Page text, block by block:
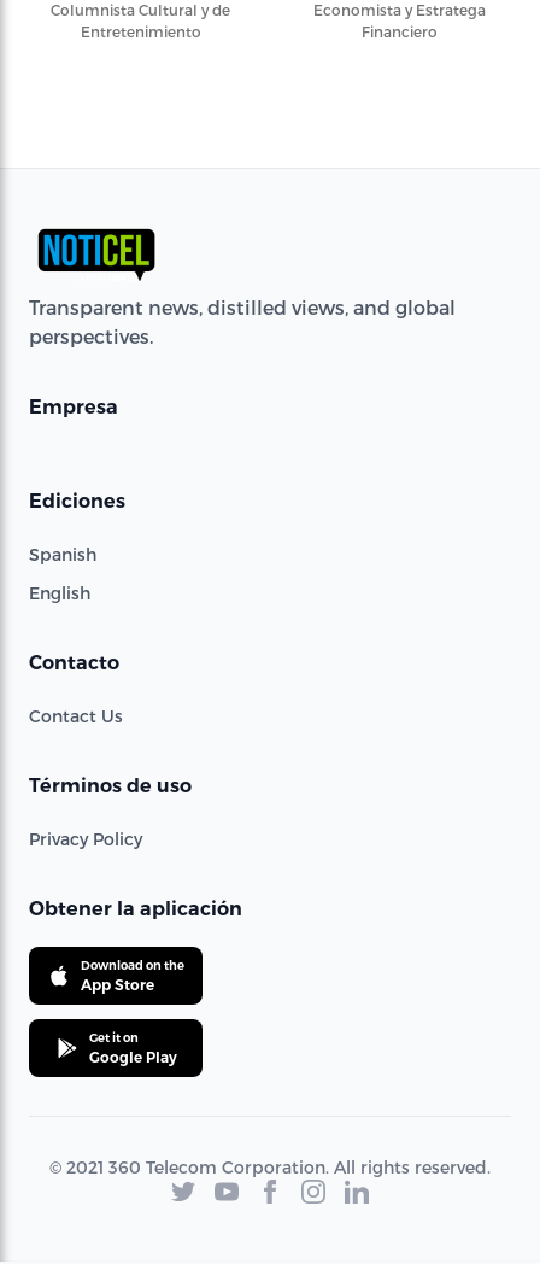
Columnista Cultural y de
Entretenimiento
Economista y Estratega
Financiero
Transparent news, distilled views, and global
perspectives.
Empresa
Ediciones
Spanish
English
Contacto
Contact Us
Términos de uso
Privacy Policy
Obtener la aplicación
Download on the
App Store
Get it on
Google Play
© 2021 360 Telecom Corporation. All rights reserved.